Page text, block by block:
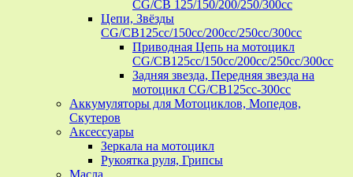
CG/CB 125/150/200/250/300cc
Цепи, Звёзды
CG/CB125cc/150cc/200cc/250cc/300cc
Приводная Цепь на мотоцикл
CG/CB125cc/150cc/200cc/250cc/300cc
Задняя звезда, Передняя звезда на
мотоцикл CG/CB125cc-300сс
Аккумуляторы для Мотоциклов, Мопедов,
Скутеров
Аксессуары
Зеркала на мотоцикл
Рукоятка руля, Грипсы
Масла